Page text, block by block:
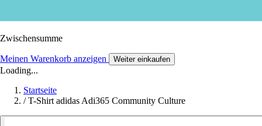
Zwischensumme
Meinen Warenkorb anzeigen Weiter einkaufen
Loading...
Startseite
/ T-Shirt adidas Adi365 Community Culture